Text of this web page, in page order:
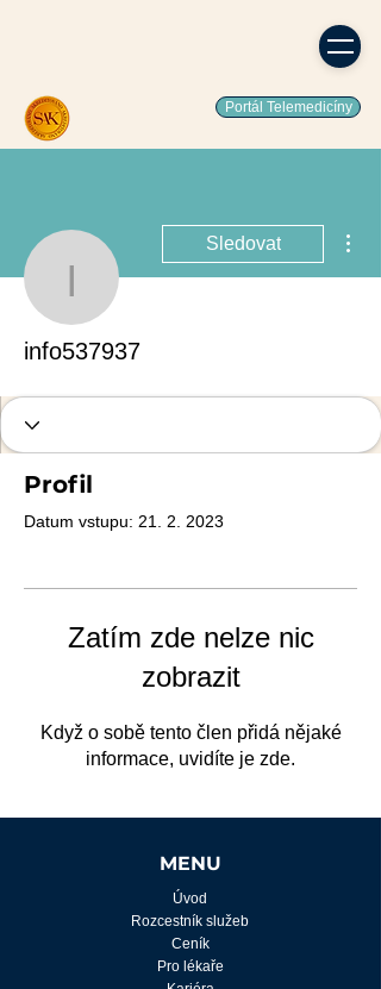
Portál Telemedicíny
info537937
Sledovat
info537937
Profil
Datum vstupu: 21. 2. 2023
Zatím zde nelze nic
zobrazit
Když o sobě tento člen přidá nějaké
informace, uvidíte je zde.
MENU
Úvod
Rozcestník služeb
Ceník
Pro lékaře